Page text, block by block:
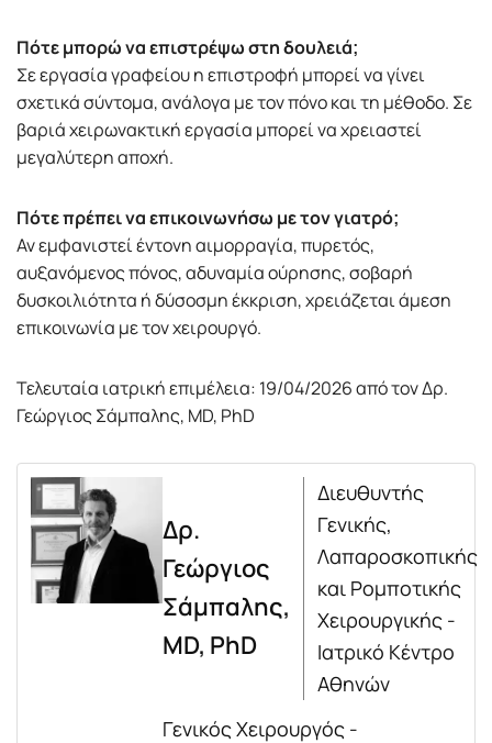
Πότε μπορώ να επιστρέψω στη δουλειά;
Σε εργασία γραφείου η επιστροφή μπορεί να γίνει
σχετικά σύντομα, ανάλογα με τον πόνο και τη μέθοδο. Σε
βαριά χειρωνακτική εργασία μπορεί να χρειαστεί
μεγαλύτερη αποχή.
Πότε πρέπει να επικοινωνήσω με τον γιατρό;
Αν εμφανιστεί έντονη αιμορραγία, πυρετός,
αυξανόμενος πόνος, αδυναμία ούρησης, σοβαρή
δυσκοιλιότητα ή δύσοσμη έκκριση, χρειάζεται άμεση
επικοινωνία με τον χειρουργό.
Τελευταία ιατρική επιμέλεια: 19/04/2026 από τον Δρ.
Γεώργιος Σάμπαλης, MD, PhD
Δρ.
Γεώργιος
Σάμπαλης,
MD, PhD
Διευθυντής
Γενικής,
Λαπαροσκοπικής
και Ρομποτικής
Χειρουργικής -
Ιατρικό Κέντρο
Αθηνών
Γενικός Χειρουργός -